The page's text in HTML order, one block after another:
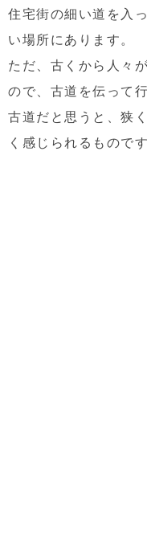
住宅街の細い道を入
い場所にあります。
ただ、古くから人々
ので、古道を伝って
古道だと思うと、狭
く感じられるものです